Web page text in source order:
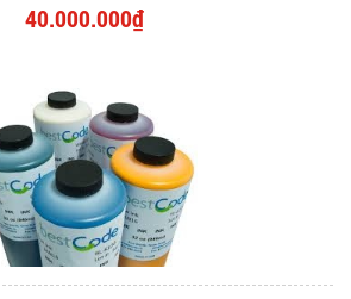
40.000.000₫